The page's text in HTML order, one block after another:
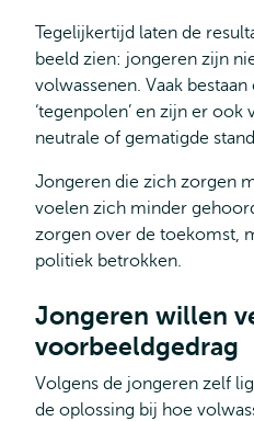
Tegelijkertijd laten de
beeld zien: jongeren zijn
volwassenen. Vaak
‘tegenpolen’ en zijn er
neutrale of gematigde
Jongeren die zich zorgen
voelen zich minder
zorgen over de toekomst,
politiek betrokken.
Jongeren willen
voorbeeldgedrag
Volgens de jongeren zelf
de oplossing bij hoe